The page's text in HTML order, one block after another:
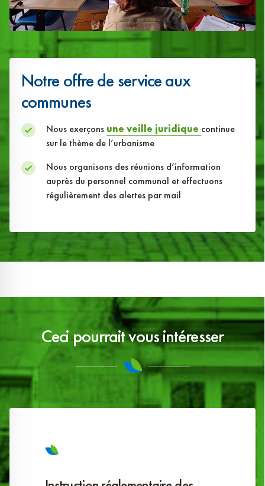
Notre offre de service aux
communes
Nous exerçons une veille juridique continue
sur le thème de l’urbanisme
Nous organisons des réunions d’information
auprès du personnel communal et effectuons
régulièrement des alertes par mail
Ceci pourrait vous intéresser